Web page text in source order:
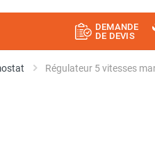
DEMANDE
DE DEVIS
Régulateur 5 vitesses